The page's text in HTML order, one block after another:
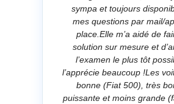
sympa et toujours
mes questions par mail/
place.Elle m’a aidé de
solution sur mesure et
l’examen le plus tôt
l’apprécie beaucoup !Les
bonne (Fiat 500), très
puissante et moins grande